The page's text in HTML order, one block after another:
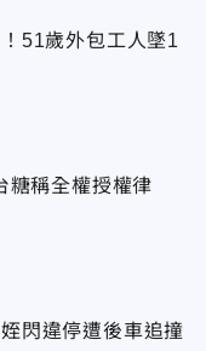
51歲外包工人墜1
糖稱全權授權律
閃違停遭後車追撞